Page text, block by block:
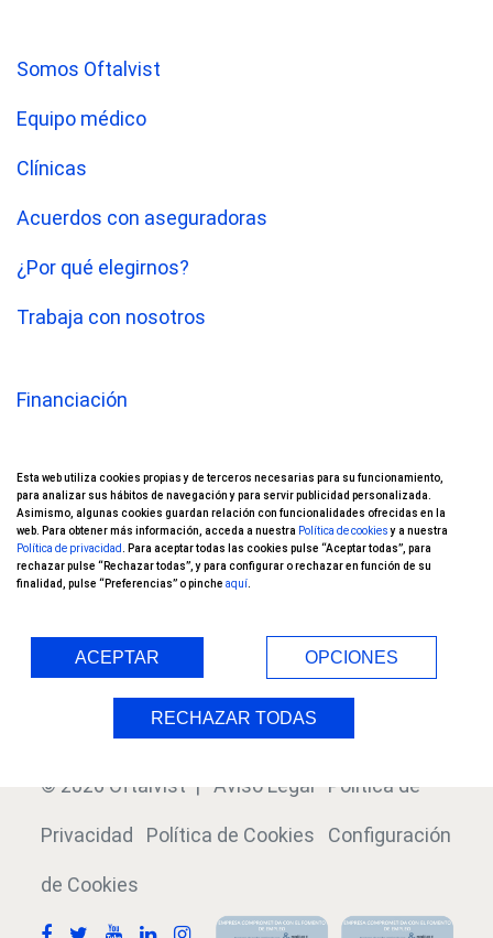
Somos Oftalvist
Equipo médico
Clínicas
Acuerdos con aseguradoras
¿Por qué elegirnos?
Trabaja con nosotros
Financiación
Nuestros pacientes opinan
Ensayos Clínicos
© 2026 Oftalvist |Aviso Legal Política de
Privacidad Política de Cookies Configuración
de Cookies
Esta web utiliza cookies propias y de terceros necesarias para su funcionamiento,
para analizar sus hábitos de navegación y para servir publicidad personalizada.
Asimismo, algunas cookies guardan relación con funcionalidades ofrecidas en la
web. Para obtener más información, acceda a nuestra Política de cookiesy a nuestra
Política de privacidad
. Para aceptar todas las cookies pulse “Aceptar todas”, para
rechazar pulse “Rechazar todas”, y para configurar o rechazar en función de su
finalidad, pulse “Preferencias” o pinche aquí
ACEPTAR OPCIONES
RECHAZAR TODAS